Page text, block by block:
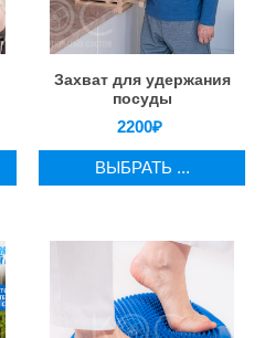
Захват для удержания
посуды
2200₽
ВЫБРАТЬ ...